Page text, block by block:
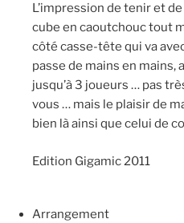
L’impression de tenir et
cube en caoutchouc tout
côté casse-tête qui va
passe de mains en mains,
jusqu’à 3 joueurs … pas
vous … mais le plaisir de
bien là ainsi que celui de
Edition Gigamic 2011
Arrangement